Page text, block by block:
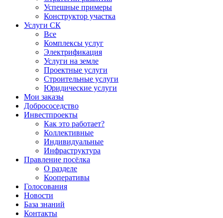
Успешные примеры
Конструктор участка
Услуги СК
Все
Комплексы услуг
Электрификация
Услуги на земле
Проектные услуги
Строительные услуги
Юридические услуги
Мои заказы
Добрососедство
Инвестпроекты
Как это работает?
Коллективные
Индивидуальные
Инфраструктура
Правление посёлка
О разделе
Кооперативы
Голосования
Новости
База знаний
Контакты